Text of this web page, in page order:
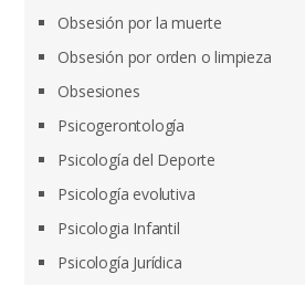
Obsesión por la muerte
Obsesión por orden o limpieza
Obsesiones
Psicogerontología
Psicología del Deporte
Psicología evolutiva
Psicologia Infantil
Psicología Jurídica